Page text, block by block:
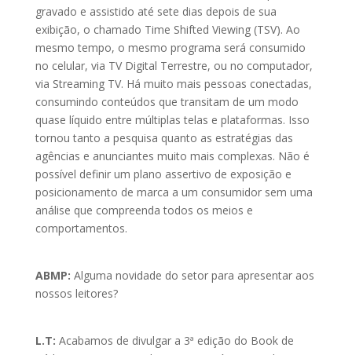
gravado e assistido até sete dias depois de sua
exibição, o chamado Time Shifted Viewing (TSV). Ao
mesmo tempo, o mesmo programa será consumido
no celular, via TV Digital Terrestre, ou no computador,
via Streaming TV. Há muito mais pessoas conectadas,
consumindo conteúdos que transitam de um modo
quase líquido entre múltiplas telas e plataformas. Isso
tornou tanto a pesquisa quanto as estratégias das
agências e anunciantes muito mais complexas. Não é
possível definir um plano assertivo de exposição e
posicionamento de marca a um consumidor sem uma
análise que compreenda todos os meios e
comportamentos.
ABMP: Alguma novidade do setor para apresentar aos
nossos leitores?
L.T: Acabamos de divulgar a 3ª edição do Book de